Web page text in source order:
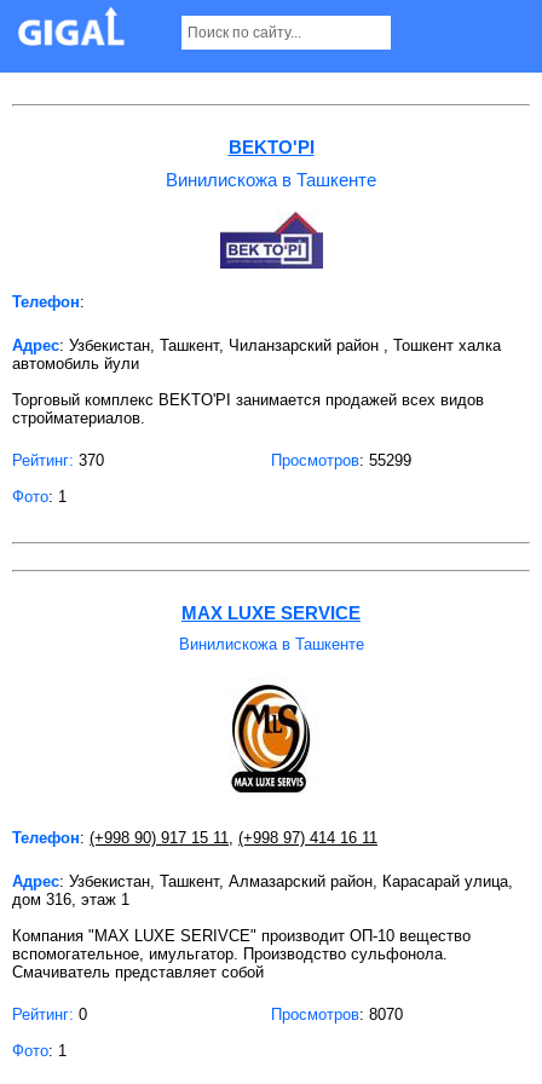
Винилискожа в Ташкенте
BEKTO'PI
Винилискожа в Ташкенте
Телефон:
Адрес: Узбекистан, Ташкент, Чиланзарский район , Тошкент халка
автомобиль йули
Торговый комплекс BEKTO'PI занимается продажей всех видов
стройматериалов.
Рейтинг: 370 Просмотров: 55299
Фото: 1
MAX LUXE SERVICE
Винилискожа в Ташкенте
Телефон: (+998 90) 917 15 11, (+998 97) 414 16 11
Адрес: Узбекистан, Ташкент, Алмазарский район, Карасарай улица,
дом 316, этаж 1
Компания "MAX LUXE SERIVCE" производит ОП-10 вещество
вспомогательное, имульгатор. Производство сульфонола.
Смачиватель представляет собой
Рейтинг: 0 Просмотров: 8070
Фото: 1